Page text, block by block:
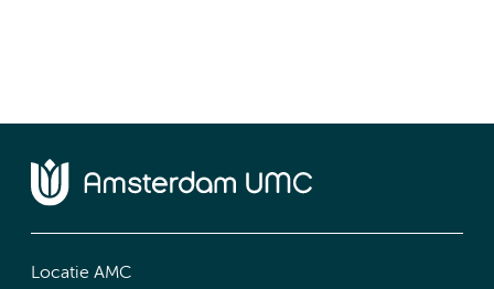
Locatie AMC